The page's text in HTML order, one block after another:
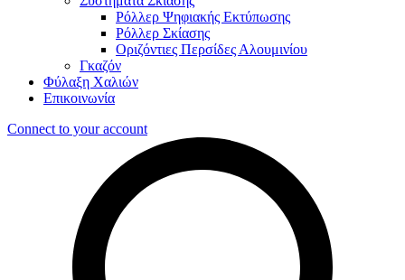
Ρόλλερ Ψηφιακής Εκτύπωσης
Ρόλλερ Σκίασης
Οριζόντιες Περσίδες Αλουμινίου
Γκαζόν
Φύλαξη Χαλιών
Επικοινωνία
Connect to your account